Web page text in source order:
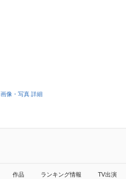
画像・写真 詳細
作品 ランキング情報 TV出演